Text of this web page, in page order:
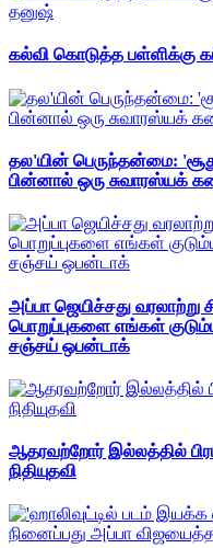
கல்வி கொடுத்த பள்ளிக்கு
தல'யின் பெருந்தன்மை:
பின்னால் ஒரு சுவாரஸ்யக்
அப்பா ஜெயிச்சது வரலாற்று
பொறுப்புகளை எங்கள்
சஞ்சய் ஒபன்டாக்
ஆதரவற்றோர் இல்லத்தில்
நிதியுதவி